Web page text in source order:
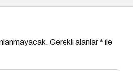
Gerekli alanlar* ile